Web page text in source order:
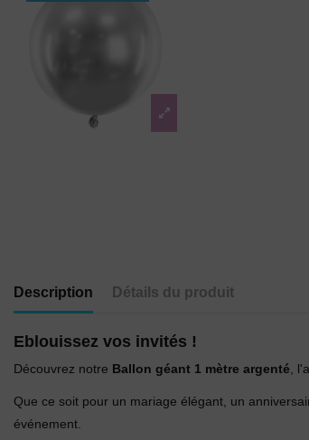
Description Détails du produit
Eblouissez vos invités !
Découvrez notre Ballon géant 1 mètre argenté ,
Que ce soit pour un mariage élégant, un
événement.